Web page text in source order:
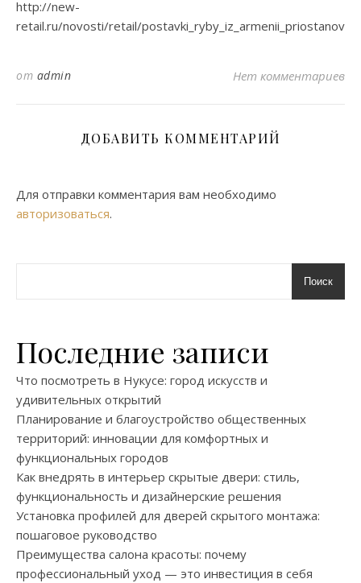
http://new-
retail.ru/novosti/retail/
от admin Нет комментариев
ДОБАВИТЬ КОММЕНТАРИЙ
Для отправки комментария вам необходимо
авторизоваться.
Поиск
Последние записи
Что посмотреть в Нукусе: город искусств и
удивительных открытий
Планирование и благоустройство общественных
территорий: инновации для комфортных и
функциональных городов
Как внедрять в интерьер скрытые двери: стиль,
функциональность и дизайнерские решения
Установка профилей для дверей скрытого монтажа:
пошаговое руководство
Преимущества салона красоты: почему
профессиональный уход — это инвестиция в себя